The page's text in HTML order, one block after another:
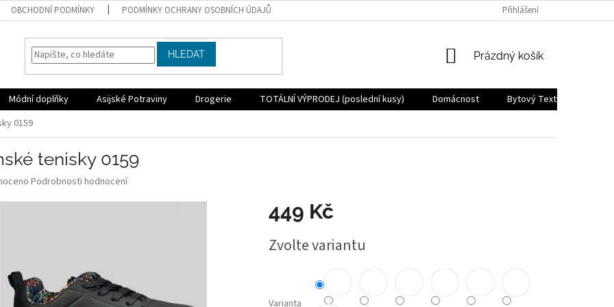
OBCHODNÍ PODMÍNKY PODMÍNKY OCHRANY OSOBNÍCH ÚDAJŮ Přihlášení
HLEDAT
NÁKUPNÍ
Prázdný košík
Módní doplňky Asijské Potraviny Drogerie TOTÁLNÍ VÝPRODEJ (poslední kusy) Domácnost Bytový Textil
0159
tenisky 0159
Podrobnosti hodnocení
449 Kč
cena:
Zvolte variantu
Varianta